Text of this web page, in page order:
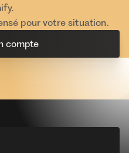
pour votre situation.
compte